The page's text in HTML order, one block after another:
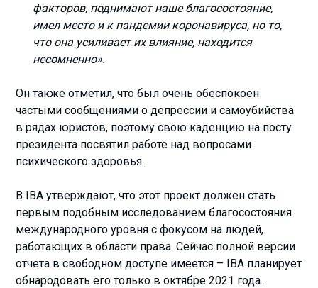
факторов, поднимают наше благосостояние,
имел место и к пандемии коронавируса, но то,
что она усиливает их влияние, находится
несомненно».
Он также отметил, что был очень обеспокоен
частыми сообщениями о депрессии и самоубийства
в рядах юристов, поэтому свою каденцию на посту
президента посвятил работе над вопросами
психического здоровья.
В IBA утверждают, что этот проект должен стать
первым подобным исследованием благосостояния
международного уровня с фокусом на людей,
работающих в области права. Сейчас полной версии
отчета в свободном доступе имеется – IBA планирует
обнародовать его только в октябре 2021 года.